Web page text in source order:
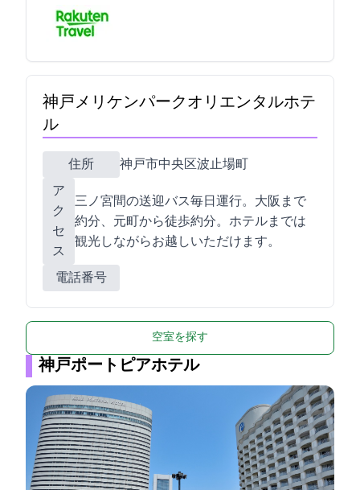
神戸メリケンパークオリエンタルホテ
ル
住所
神戸市中央区波止場町5-6
ア
ク
セ
ス
JR三ノ宮間の送迎バス毎日運行。大阪まで
約20分、JR元町から徒歩約15分。ホテルまでは
観光しながらお越しいただけます。
電話番号
空室を探す
神戸ポートピアホテル